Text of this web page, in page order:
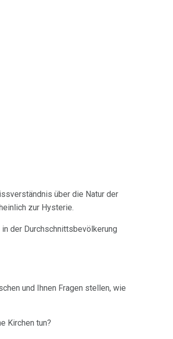
über die Natur der
zur Hysterie.
der Durchschnittsbevölkerung
und Ihnen Fragen stellen, wie
Kirchen tun?